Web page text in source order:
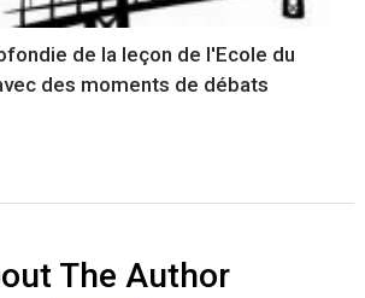
de la leçon de l'Ecole du
des moments de débats
The Author